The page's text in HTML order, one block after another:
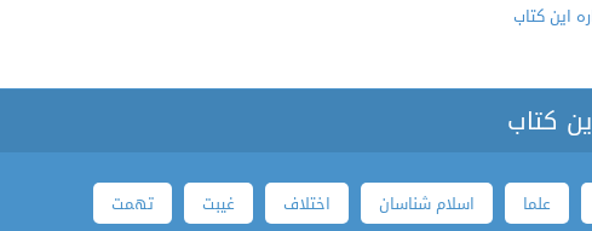
این کتاب
کتاب
علما اسلام شناسان اختلاف غیبت تهمت